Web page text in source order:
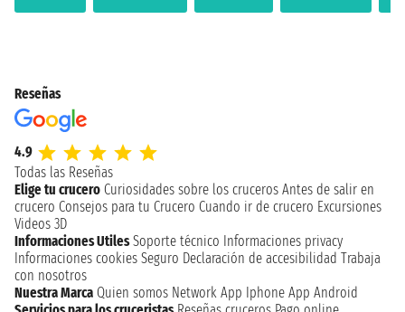
Reseñas
4.9
Todas las Reseñas
Elige tu crucero Curiosidades sobre los cruceros Antes de salir en
crucero Consejos para tu Crucero Cuando ir de crucero Excursiones
Videos 3D
Informaciones Utiles Soporte técnico Informaciones privacy
Informaciones cookies Seguro Declaración de accesibilidad Trabaja
con nosotros
Nuestra Marca Quien somos Network App Iphone App Android